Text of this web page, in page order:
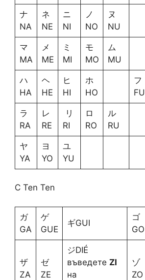
ナ
NA
ネ
NE
ニ
NI
ノ
NO
ヌ
NU
マ
MA
メ
ME
ミ
MI
モ
MO
ム
MU
ハ
HA
ヘ
HE
ヒ
HI
ホ
HO
フ
FU
ラ
RA
レ
RE
リ
RI
ロ
RO
ル
RU
ヤ
YA
ヨ
YO
ユ
YU
С Ten Ten
ガ
GA
ゲ
GUE
ギGUI
ゴ
GO
ザ
ZA
ゼ
ZE
ジDIÉ
въведете ZI
на
ゾ
ZO